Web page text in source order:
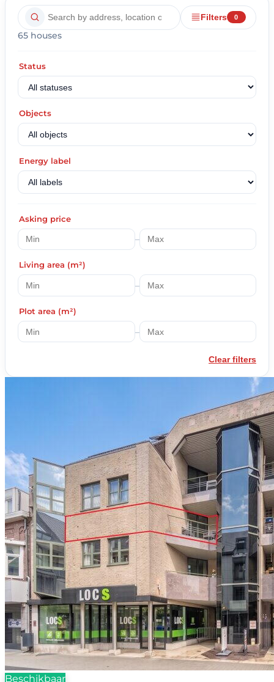
Filters 0
65 houses
Status
Objects
Energy label
Asking price
–
Living area (m²)
–
Plot area (m²)
–
Clear filters
Beschikbaar